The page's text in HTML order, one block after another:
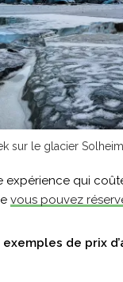
sur le glacier
expérience qui
vous pouvez
de prix